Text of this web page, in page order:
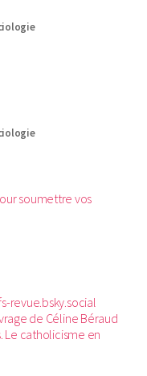
soumettre vos
revue.bsky.social
de Céline Béraud
Le catholicisme en